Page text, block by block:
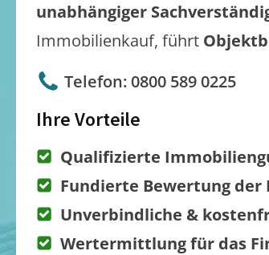
unabhängiger
Immobilienkauf, führt
Telefon: 0800 589 0225
Ihre Vorteile
Qualifizierte
Fundierte Bewertung der
Unverbindliche &
Wertermittlung für das